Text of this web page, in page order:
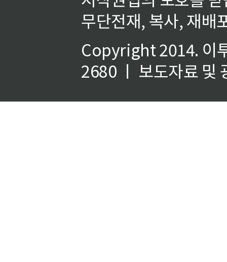
무단전재, 복사, 재배
Copyright 2014. 이
2680 ㅣ 보도자료